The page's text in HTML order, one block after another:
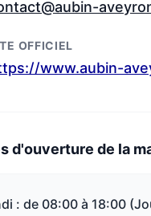
OFFICIEL
www.aubin-
d'ouverture de la
: de 08:00 à 18:00